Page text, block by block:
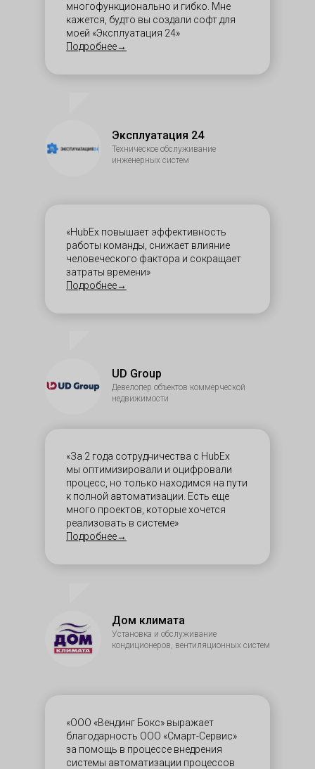
Эксплуатация 24
Техническое обслуживание
инженерных систем
многофункционально и гибко. Мне
кажется, будто вы создали софт для
моей «Эксплуатация 24»
Подробнее→
Дом климата
Установка и обслуживание
кондиционеров, вентиляционных систем
«За 2 года сотрудничества с HubEx
мы оптимизировали и оцифровали
процесс, но только находимся на пути
к полной автоматизации. Есть еще
много проектов, которые хочется
реализовать в системе»
Подробнее→
«HubEx повышает эффективность
работы команды, снижает влияние
человеческого фактора и сокращает
затраты времени»
Подробнее→
UD Group
Девелопер объектов коммерческой
недвижимости
«ООО «Вендинг Бокс» выражает
благодарность ООО «Смарт-Сервис»
за помощь в процессе внедрения
системы автоматизации процессов